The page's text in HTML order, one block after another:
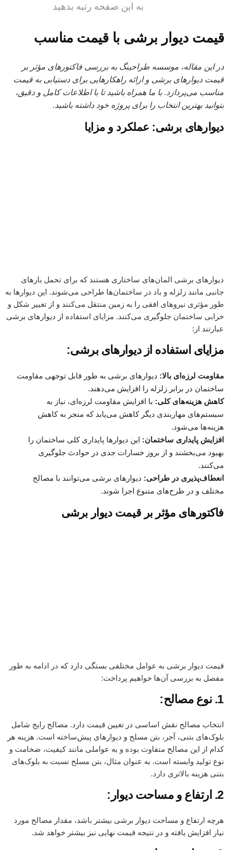
به این صفحه رتبه بدهید
قیمت دیوار برشی با قیمت مناسب
در این مقاله، موسسه طراحینگ به بررسی فاکتورهای مؤثر بر
قیمت دیوارهای برشی و ارائه راهکارهایی برای دستیابی به قیمت
مناسب می‌پردازد. با ما همراه باشید تا با اطلاعات کامل و دقیق،
بتوانید بهترین انتخاب را برای پروژه خود داشته باشید.
دیوارهای برشی: عملکرد و مزایا
دیوارهای برشی المان‌های ساختاری هستند که برای تحمل بارهای
جانبی مانند زلزله و باد در ساختمان‌ها طراحی می‌شوند. این دیوارها به
طور مؤثری نیروهای افقی را به زمین منتقل می‌کنند و از تغییر شکل و
خرابی ساختمان جلوگیری می‌کنند. مزایای استفاده از دیوارهای برشی
عبارتند از:
مزایای استفاده از دیوارهای برشی:
مقاومت لرزه‌ای بالا: دیوارهای برشی به طور قابل توجهی مقاومت
ساختمان در برابر زلزله را افزایش می‌دهند.
کاهش هزینه‌های کلی: با افزایش مقاومت لرزه‌ای، نیاز به
سیستم‌های مهاربندی دیگر کاهش می‌یابد که منجر به کاهش
هزینه‌ها می‌شود.
افزایش پایداری ساختمان: این دیوارها پایداری کلی ساختمان را
بهبود می‌بخشند و از بروز خسارات جدی در حوادث جلوگیری
می‌کنند.
انعطاف‌پذیری در طراحی: دیوارهای برشی می‌توانند با مصالح
مختلف و در طرح‌های متنوع اجرا شوند.
فاکتورهای مؤثر بر قیمت دیوار برشی
قیمت دیوار برشی به عوامل مختلفی بستگی دارد که در ادامه به طور
مفصل به بررسی آن‌ها خواهیم پرداخت:
1. نوع مصالح:
انتخاب مصالح نقش اساسی در تعیین قیمت دارد. مصالح رایج شامل
بلوک‌های بتنی، آجر، بتن مسلح و دیوارهای پیش‌ساخته است. هزینه هر
کدام از این مصالح متفاوت بوده و به عواملی مانند کیفیت، ضخامت و
نوع تولید وابسته است. به عنوان مثال، بتن مسلح نسبت به بلوک‌های
بتنی هزینه بالاتری دارد.
2. ارتفاع و مساحت دیوار:
هرچه ارتفاع و مساحت دیوار برشی بیشتر باشد، مقدار مصالح مورد
نیاز افزایش یافته و در نتیجه قیمت نهایی نیز بیشتر خواهد شد.